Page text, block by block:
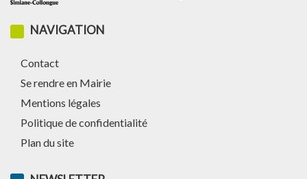
NAVIGATION
Contact
Se rendre en Mairie
Mentions légales
Politique de confidentialité
Plan du site